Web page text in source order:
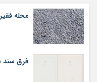
محله
فرق